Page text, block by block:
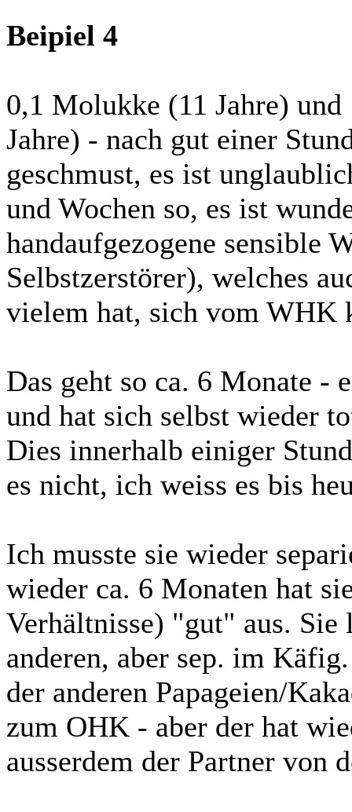
Beipiel 4
0,1 Molukke (11 Jahre) und
Jahre) - nach gut einer
geschmust, es ist
und Wochen so, es ist
handaufgezogene sensible
Selbstzerstörer), welches
vielem hat, sich vom WHK
Das geht so ca. 6 Monate -
und hat sich selbst wieder
Dies innerhalb einiger
es nicht, ich weiss es bis
Ich musste sie wieder
wieder ca. 6 Monaten hat
Verhältnisse) "gut" aus.
anderen, aber sep. im
der anderen Papageien/
zum OHK - aber der hat
ausserdem der Partner von